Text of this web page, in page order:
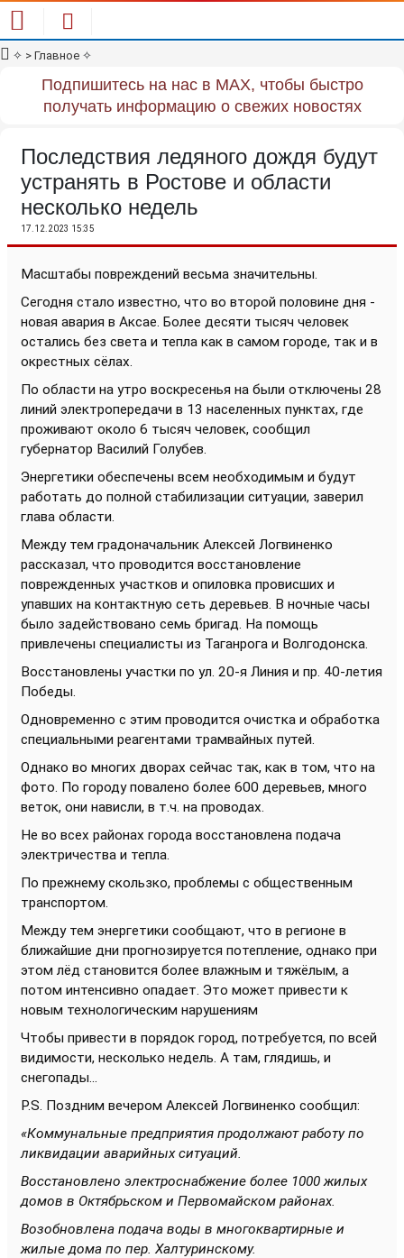
✧ > Главное ✧
Подпишитесь на нас в MAX, чтобы быстро
получать информацию о свежих новостях
Последствия ледяного дождя будут
устранять в Ростове и области
несколько недель
17.12.2023 15:35
Масштабы повреждений весьма значительны.
Сегодня стало известно, что во второй половине дня -
новая авария в Аксае. Более десяти тысяч человек
остались без света и тепла как в самом городе, так и в
окрестных сёлах.
По области на утро воскресенья на были отключены 28
линий электропередачи в 13 населенных пунктах, где
проживают около 6 тысяч человек, сообщил
губернатор Василий Голубев.
Энергетики обеспечены всем необходимым и будут
работать до полной стабилизации ситуации, заверил
глава области.
Между тем градоначальник Алексей Логвиненко
рассказал, что проводится восстановление
поврежденных участков и опиловка провисших и
упавших на контактную сеть деревьев. В ночные часы
было задействовано семь бригад. На помощь
привлечены специалисты из Таганрога и Волгодонска.
Восстановлены участки по ул. 20-я Линия и пр. 40-летия
Победы.
Одновременно с этим проводится очистка и обработка
специальными реагентами трамвайных путей.
Однако во многих дворах сейчас так, как в том, что на
фото. По городу повалено более 600 деревьев, много
веток, они нависли, в т.ч. на проводах.
Не во всех районах города восстановлена подача
электричества и тепла.
По прежнему скользко, проблемы с общественным
транспортом.
Между тем энергетики сообщают, что в регионе в
ближайшие дни прогнозируется потепление, однако при
этом лёд становится более влажным и тяжёлым, а
потом интенсивно опадает. Это может привести к
новым технологическим нарушениям
Чтобы привести в порядок город, потребуется, по всей
видимости, несколько недель. А там, глядишь, и
снегопады...
P.S. Поздним вечером Алексей Логвиненко сообщил:
«Коммунальные предприятия продолжают работу по
ликвидации аварийных ситуаций.
Восстановлено электроснабжение более 1000 жилых
домов в Октябрьском и Первомайском районах.
Возобновлена подача воды в многоквартирные и
жилые дома по пер. Халтуринскому.